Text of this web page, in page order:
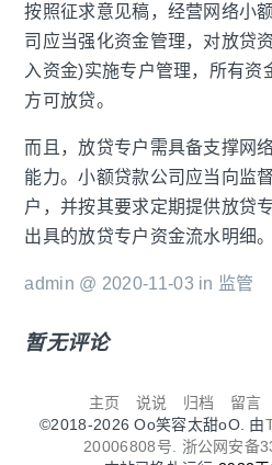
按照征求意见稿，经营网络小
司应当强化资金管理，对放贷
入资金)实施专户管理，所有资
方可放贷。
而且，放贷专户需具备支撑网
能力。小额贷款公司应当向监
户，并按其要求定期提供放贷
出具的放贷专户资金流水明细
admin @ 2020-11-03 in 监管
暂无评论
主页 说说 归档 留言
©2018-2026 Oo笑容太甜oO. 由
20006808号. 浙公网安备